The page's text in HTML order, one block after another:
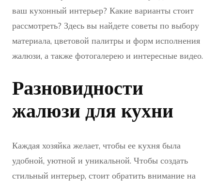
ваш кухонный интерьер? Какие варианты стоит
рассмотреть? Здесь вы найдете советы по выбору
материала, цветовой палитры и форм исполнения
жалюзи, а также фотогалерею и интересные видео.
Разновидности
жалюзи для кухни
Каждая хозяйка желает, чтобы ее кухня была
удобной, уютной и уникальной. Чтобы создать
стильный интерьер, стоит обратить внимание на